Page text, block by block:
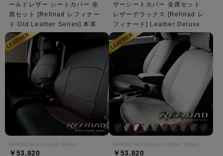
ールドレザー シートカバー 全
席セット [Refinad レフィナー
ド Old Leather Series] 本革
ザーシートカバー 全席セット
レザーデラックス [Refinad レ
フィナード] Leather Deluxe
Refinad Avant-Garde Series
￥53,820
Refinad Harmonious Leather Series
￥53,820